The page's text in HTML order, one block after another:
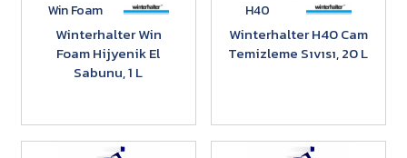
Win Foam
Winterhalter Win
Foam Hijyenik El
Sabunu, 1 L
H40
Winterhalter H40 Cam
Temizleme Sıvısı, 20 L